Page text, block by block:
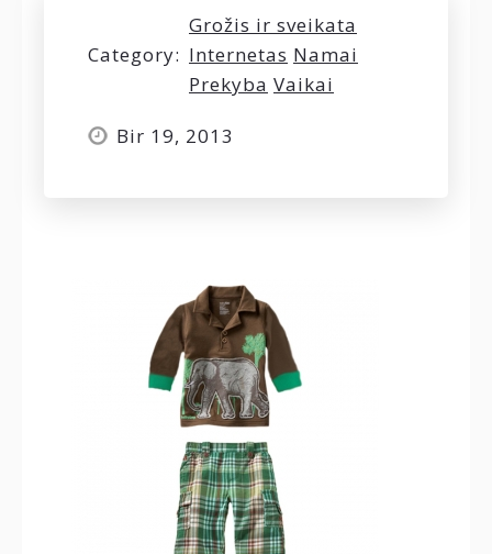
Category:
Grožis ir sveikata
Internetas Namai
Prekyba Vaikai
Bir 19, 2013